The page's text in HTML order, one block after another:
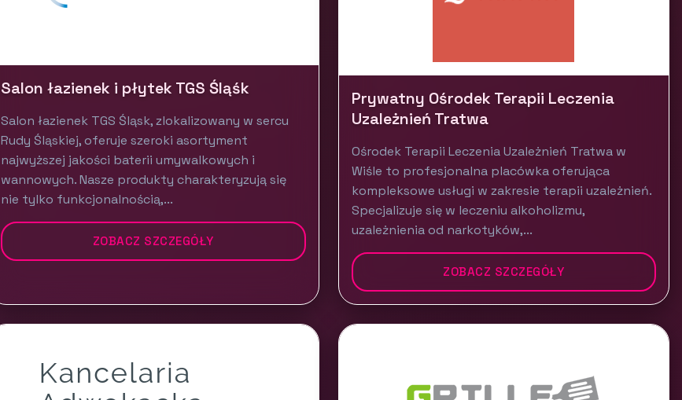
Salon łazienek i płytek TGS Śląśk
Salon łazienek TGS Śląsk, zlokalizowany w sercu
Rudy Śląskiej, oferuje szeroki asortyment
najwyższej jakości baterii umywalkowych i
wannowych. Nasze produkty charakteryzują się
nie tylko funkcjonalnością,...
ZOBACZ SZCZEGÓŁY
Prywatny Ośrodek Terapii Leczenia
Uzależnień Tratwa
Ośrodek Terapii Leczenia Uzależnień Tratwa w
Wiśle to profesjonalna placówka oferująca
kompleksowe usługi w zakresie terapii uzależnień.
Specjalizuje się w leczeniu alkoholizmu,
uzależnienia od narkotyków,...
ZOBACZ SZCZEGÓŁY